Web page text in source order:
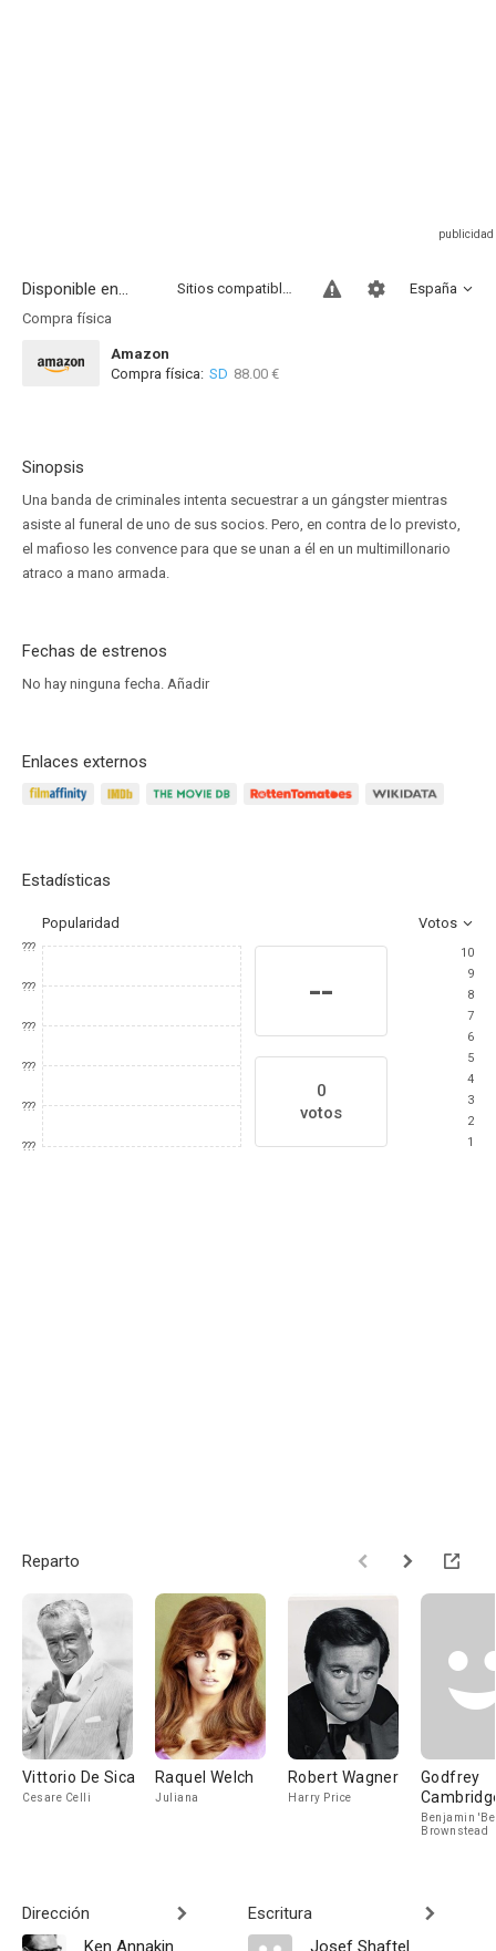
Disponible en... España
Sitios compatibles
Compra física
Amazon
Compra física: SD 88.00 €
Sinopsis
Una banda de criminales intenta secuestrar a un gángster mientras
asiste al funeral de uno de sus socios. Pero, en contra de lo previsto,
el mafioso les convence para que se unan a él en un multimillonario
atraco a mano armada.
Fechas de estrenos
No hay ninguna fecha. Añadir
Enlaces externos
Estadísticas
Popularidad Votos
???
???
???
???
???
???
--
0
votos
10
9
8
7
6
5
4
3
2
1
Reparto
Vittorio De Sica
Cesare Celli
Raquel Welch
Juliana
Robert Wagner
Harry Price
Godfrey
Benjamin
Brownstead
Dirección
Ken Annakin
Escritura
Josef Shaftel